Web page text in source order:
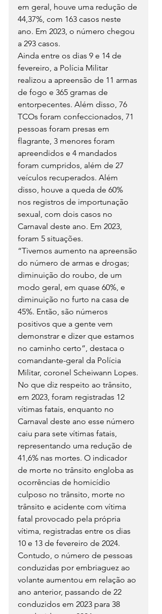
em geral, houve uma redução de
44,37%, com 163 casos neste
ano. Em 2023, o número chegou
a 293 casos.
Ainda entre os dias 9 e 14 de
fevereiro, a Polícia Militar
realizou a apreensão de 11 armas
de fogo e 365 gramas de
entorpecentes. Além disso, 76
TCOs foram confeccionados, 71
pessoas foram presas em
flagrante, 3 menores foram
apreendidos e 4 mandados
foram cumpridos, além de 27
veículos recuperados. Além
disso, houve a queda de 60%
nos registros de importunação
sexual, com dois casos no
Carnaval deste ano. Em 2023,
foram 5 situações.
“Tivemos aumento na apreensão
do número de armas e drogas;
diminuição do roubo, de um
modo geral, em quase 60%, e
diminuição no furto na casa de
45%. Então, são números
positivos que a gente vem
demonstrar e dizer que estamos
no caminho certo”, destaca o
comandante-geral da Polícia
Militar, coronel Scheiwann Lopes.
No que diz respeito ao trânsito,
em 2023, foram registradas 12
vítimas fatais, enquanto no
Carnaval deste ano esse número
caiu para sete vítimas fatais,
representando uma redução de
41,6% nas mortes. O indicador
de morte no trânsito engloba as
ocorrências de homicídio
culposo no trânsito, morte no
trânsito e acidente com vítima
fatal provocado pela própria
vítima, registradas entre os dias
10 e 13 de fevereiro de 2024.
Contudo, o número de pessoas
conduzidas por embriaguez ao
volante aumentou em relação ao
ano anterior, passando de 22
conduzidos em 2023 para 38